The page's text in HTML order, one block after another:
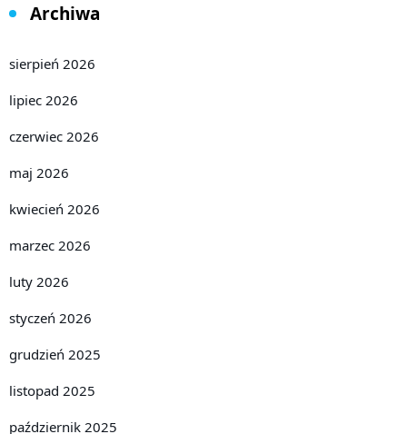
Archiwa
sierpień 2026
lipiec 2026
czerwiec 2026
maj 2026
kwiecień 2026
marzec 2026
luty 2026
styczeń 2026
grudzień 2025
listopad 2025
październik 2025